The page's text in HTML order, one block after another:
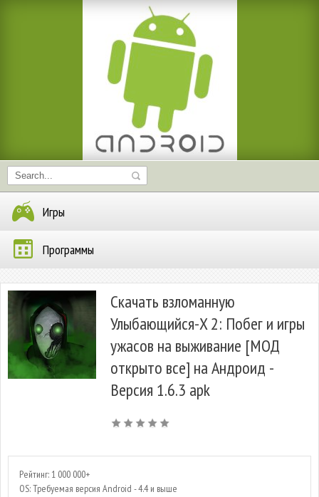
Игры
Программы
Скачать взломанную
Улыбающийся-X 2: Побег и игры
ужасов на выживание [МОД
открыто все] на Андроид -
Версия 1.6.3 apk
Рейтинг: 1 000 000+
OS: Требуемая версия Android - 4.4 и выше